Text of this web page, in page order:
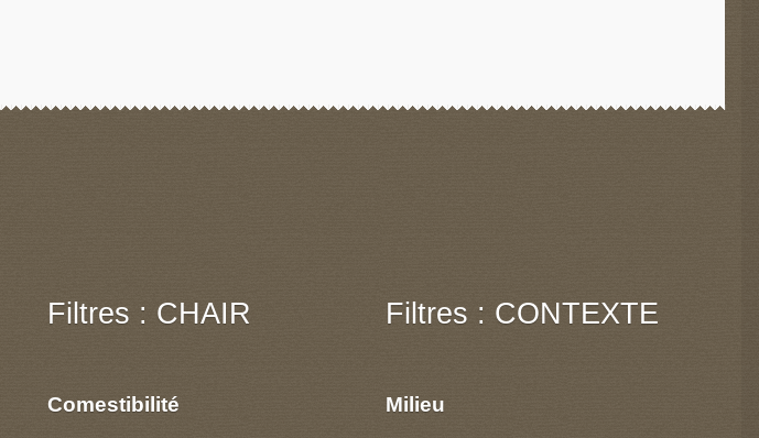
Filtres : CHAIR
Comestibilité
Filtres : CONTEXTE
Milieu